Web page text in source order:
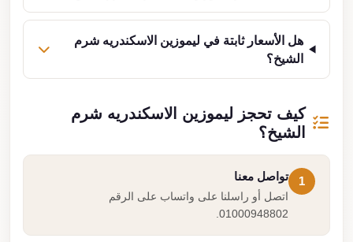
هل الأسعار ثابتة في ليموزين الاسكندريه شرم
الشيخ؟
كيف تحجز ليموزين الاسكندريه شرم
الشيخ؟
1
تواصل معنا
اتصل أو راسلنا على واتساب على الرقم
01000948802.